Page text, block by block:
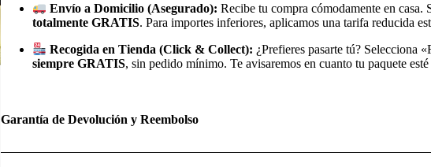
Envío a Domicilio (Asegurado): Recibe tu compra cómodamente en casa.
totalmente GRATIS. Para importes inferiores, aplicamos una tarifa reducida
Recogida en Tienda (Click & Collect): ¿Prefieres pasarte tú? Selecciona
siempre GRATIS, sin pedido mínimo. Te avisaremos en cuanto tu paquete
Garantía de Devolución y Reembolso